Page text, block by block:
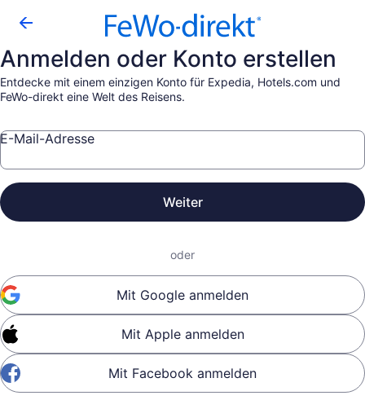
Anmelden oder Konto erstellen
Entdecke mit einem einzigen Konto für Expedia, Hotels.com und
FeWo-direkt eine Welt des Reisens.
E-Mail-Adresse
Weiter
oder
Mit Google anmelden
Mit Apple anmelden
Mit Facebook anmelden